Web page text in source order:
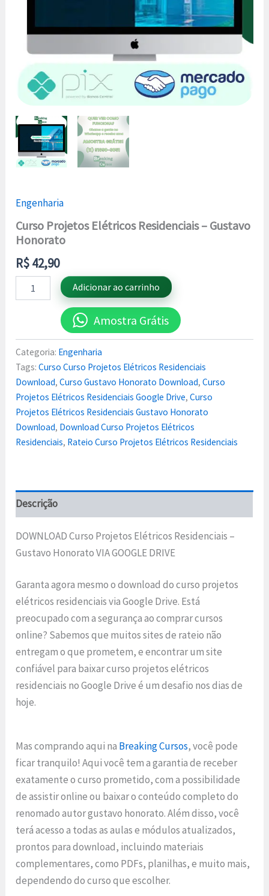
Engenharia
Curso Projetos Elétricos Residenciais – Gustavo
Honorato
R$42,90
Adicionar ao carrinho
Amostra Grátis
Categoria: Engenharia
Tags:Curso Curso Projetos Elétricos Residenciais
Download,Curso Gustavo Honorato Download,Curso
Projetos Elétricos Residenciais Google Drive,Curso
Projetos Elétricos Residenciais Gustavo Honorato
Download, Download Curso Projetos Elétricos
Residenciais, Rateio Curso Projetos Elétricos Residenciais
Descrição
DOWNLOAD Curso Projetos Elétricos Residenciais –
Gustavo Honorato VIA GOOGLE DRIVE
Garanta agora mesmo o download do curso projetos
elétricos residenciais via Google Drive. Está
preocupado com a segurança ao comprar cursos
online? Sabemos que muitos sites de rateio não
entregam o que prometem, e encontrar um site
confiável para baixar curso projetos elétricos
residenciais no Google Drive é um desafio nos dias de
hoje.
Mas comprando aqui na Breaking Cursos, você pode
ficar tranquilo! Aqui você tem a garantia de receber
exatamente o curso prometido, com a possibilidade
de assistir online ou baixar o conteúdo completo do
renomado autor gustavo honorato. Além disso, você
terá acesso a todas as aulas e módulos atualizados,
prontos para download, incluindo materiais
complementares, como PDFs, planilhas, e muito mais,
dependendo do curso que escolher.